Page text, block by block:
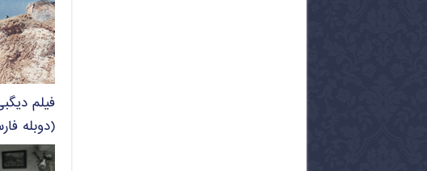
فیلم
(دوبله